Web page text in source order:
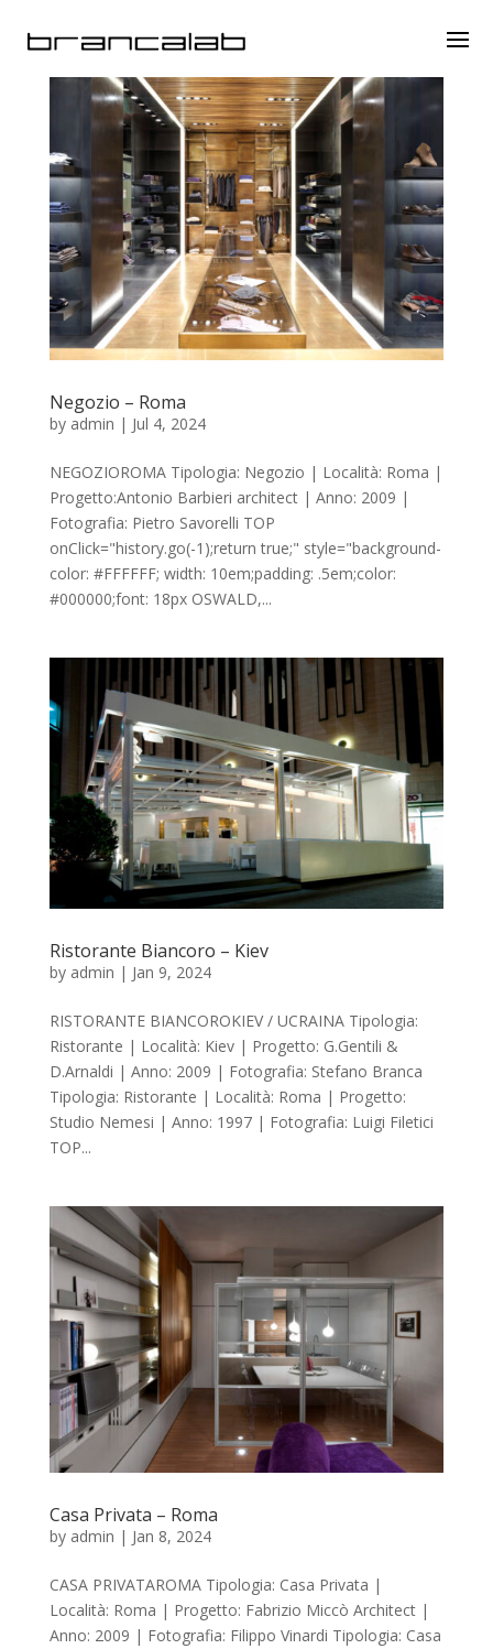
Negozio – Roma
by admin | Jul 4, 2024
NEGOZIOROMA Tipologia: Negozio | Località: Roma |
Progetto:Antonio Barbieri architect | Anno: 2009 |
Fotografia: Pietro Savorelli TOP
onClick="history.go(-1);return true;" style="background-
color: #FFFFFF; width: 10em;padding: .5em;color:
#000000;font: 18px OSWALD,...
Ristorante Biancoro – Kiev
by admin | Jan 9, 2024
RISTORANTE BIANCOROKIEV / UCRAINA Tipologia:
Ristorante | Località: Kiev | Progetto: G.Gentili &
D.Arnaldi | Anno: 2009 | Fotografia: Stefano Branca
Tipologia: Ristorante | Località: Roma | Progetto:
Studio Nemesi | Anno: 1997 | Fotografia: Luigi Filetici
TOP...
Casa Privata – Roma
by admin | Jan 8, 2024
CASA PRIVATAROMA Tipologia: Casa Privata |
Località: Roma | Progetto: Fabrizio Miccò Architect |
Anno: 2009 | Fotografia: Filippo Vinardi Tipologia: Casa